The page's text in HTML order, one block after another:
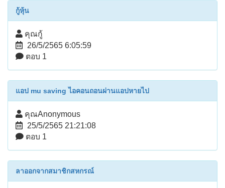
กู้หุ้น
คุณกู้
26/5/2565 6:05:59
ตอบ 1
แอป mu saving ไอคอนถอนผ่านแอปหายไป
คุณAnonymous
25/5/2565 21:21:08
ตอบ 1
ลาออกจากสมาชิกสหกรณ์